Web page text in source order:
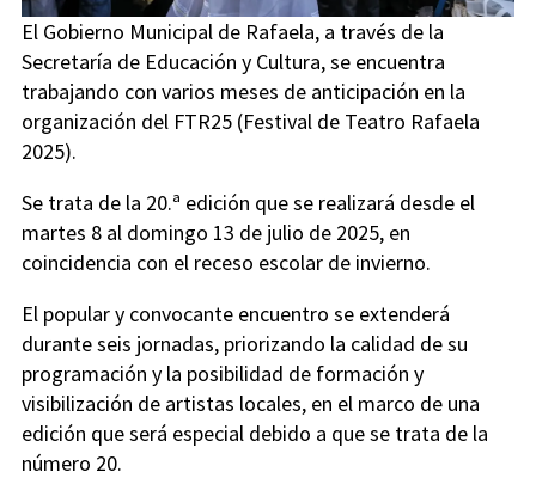
El Gobierno Municipal de Rafaela, a través de la
Secretaría de Educación y Cultura, se encuentra
trabajando con varios meses de anticipación en la
organización del FTR25 (Festival de Teatro Rafaela
2025).
Se trata de la 20.ª edición que se realizará desde el
martes 8 al domingo 13 de julio de 2025, en
coincidencia con el receso escolar de invierno.
El popular y convocante encuentro se extenderá
durante seis jornadas, priorizando la calidad de su
programación y la posibilidad de formación y
visibilización de artistas locales, en el marco de una
edición que será especial debido a que se trata de la
número 20.